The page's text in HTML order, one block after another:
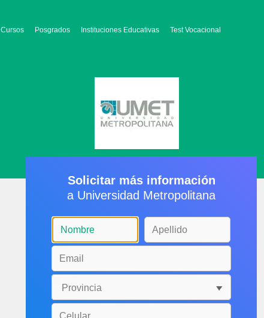
Cursos Posgrados Instituciones Educativas Test Vocacional
Solicitar más información
a Universidad Metropolitana